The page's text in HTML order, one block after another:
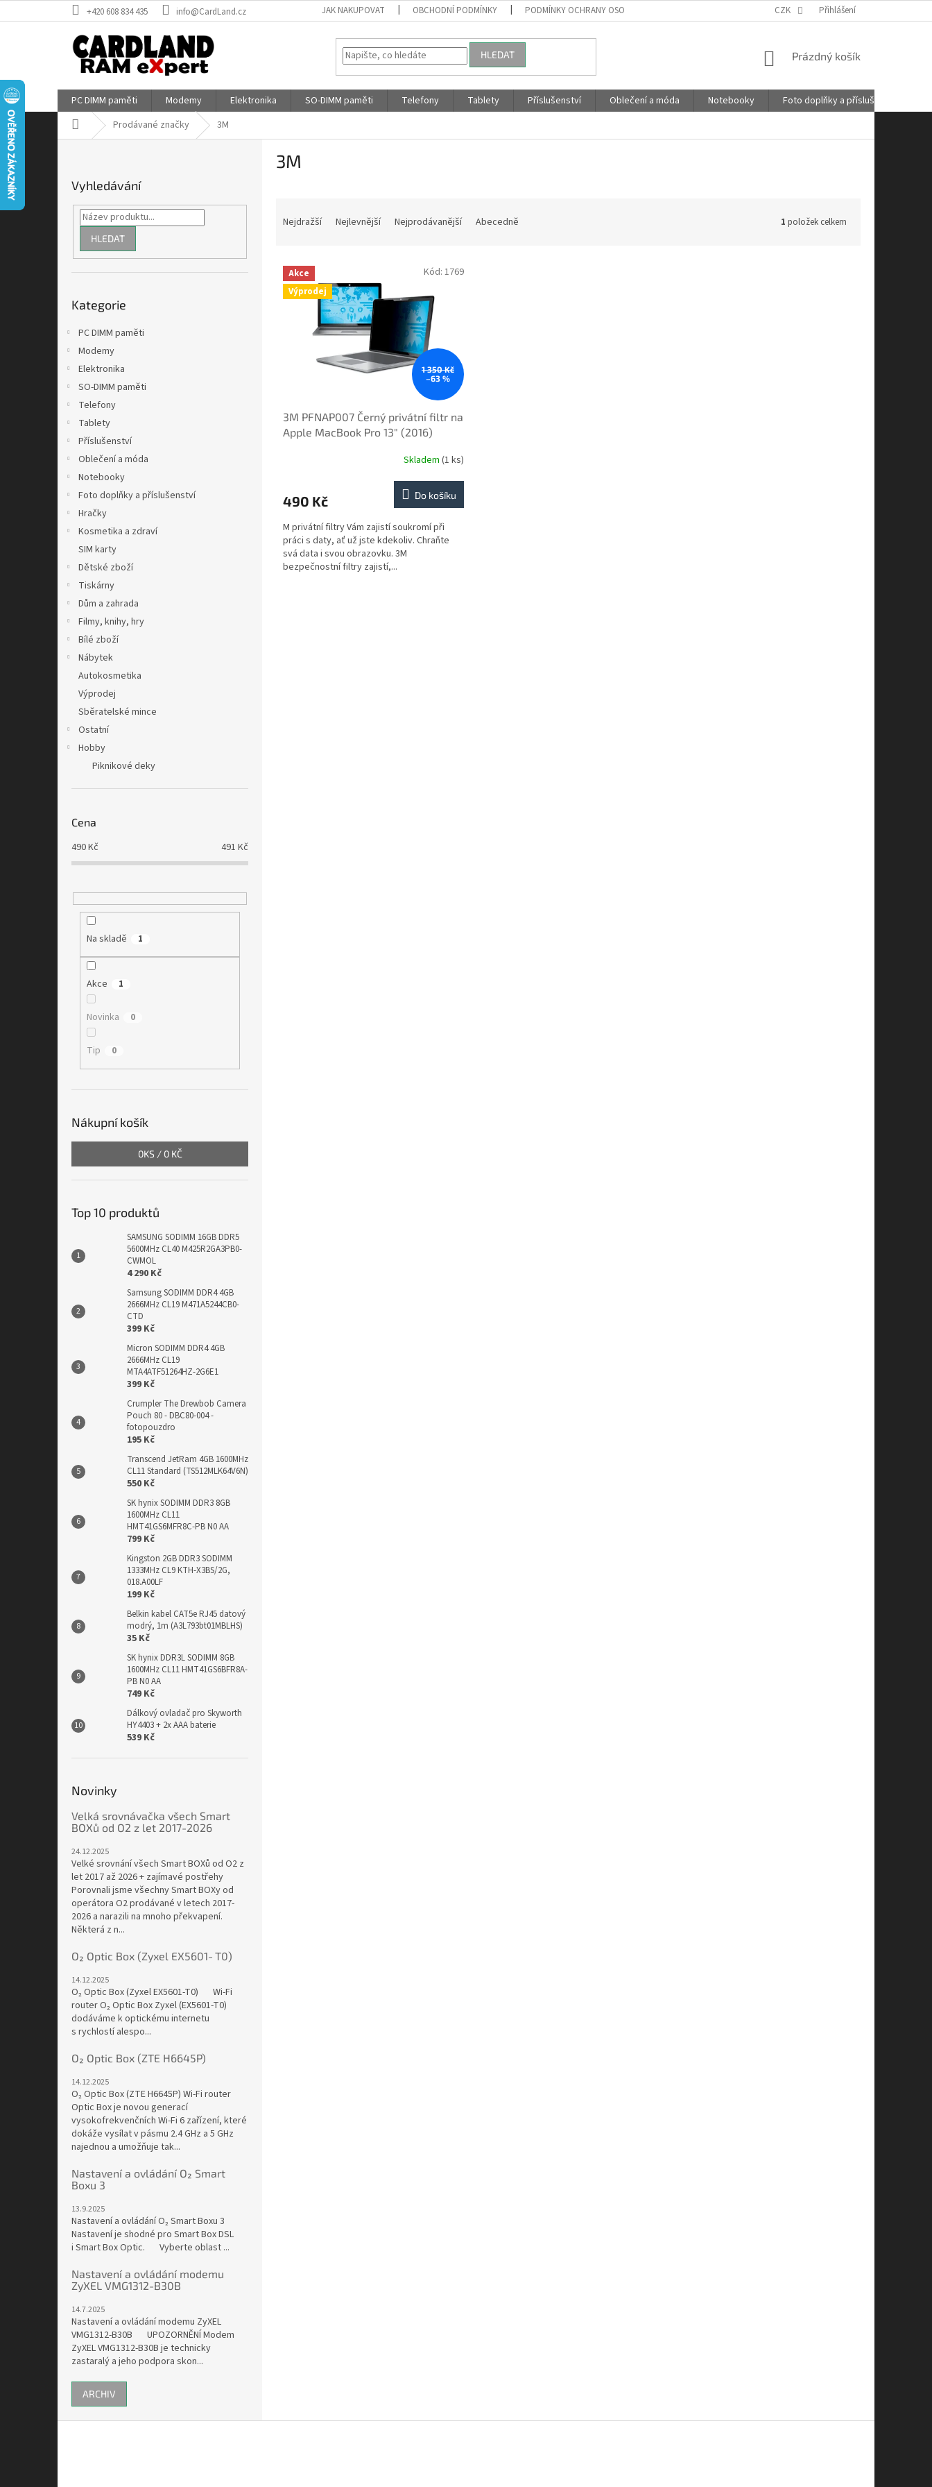
na
+420 608 834 435 info@CardLand.cz JAK NAKUPOVAT OBCHODNÍ PODMÍNKY PODMÍNKY OCHRANY OSOBNÍCH ÚDAJŮ POŠTOVNÉ KONTAKTY
CZK Přihlášení
HLEDAT
NÁKUPNÍ
Prázdný košík
PC DIMM paměti Modemy Elektronika SO-DIMM paměti Telefony Tablety Příslušenství Oblečení a móda Notebooky Foto doplňky a příslušenství
Domů Prodávané značky 3M
Vyhledávání
HLEDAT
kategorie
Kategorie
PC DIMM paměti
Modemy
Elektronika
SO-DIMM paměti
Telefony
Tablety
Příslušenství
Oblečení a móda
Notebooky
Foto doplňky a příslušenství
Hračky
Kosmetika a zdraví
SIM karty
Dětské zboží
Tiskárny
Dům a zahrada
Filmy, knihy, hry
Bílé zboží
Nábytek
Autokosmetika
Výprodej
Sběratelské mince
Ostatní
Hobby
Piknikové deky
Cena
490Kč 491 Kč
Na skladě 1
Akce 1
Novinka 0
Tip 0
Nákupní košík
0KS / 0 KČ
Top 10 produktů
SAMSUNG SODIMM 16GB DDR5
5600MHz CL40 M425R2GA3PB0-
CWMOL
4 290 Kč
Samsung SODIMM DDR4 4GB
2666MHz CL19 M471A5244CB0-
CTD
399 Kč
Micron SODIMM DDR4 4GB
2666MHz CL19
MTA4ATF51264HZ-2G6E1
399 Kč
Crumpler The Drewbob Camera
Pouch 80 - DBC80-004 -
fotopouzdro
195 Kč
Transcend JetRam 4GB 1600MHz
CL11 Standard (TS512MLK64V6N)
550 Kč
SK hynix SODIMM DDR3 8GB
1600MHz CL11
HMT41GS6MFR8C-PB N0 AA
799 Kč
Kingston 2GB DDR3 SODIMM
1333MHz CL9 KTH-X3BS/2G,
018.A00LF
199 Kč
Belkin kabel CAT5e RJ45 datový
modrý, 1m (A3L793bt01MBLHS)
35 Kč
SK hynix DDR3L SODIMM 8GB
1600MHz CL11 HMT41GS6BFR8A-
PB N0 AA
749 Kč
Dálkový ovladač pro Skyworth
HY4403 + 2x AAA baterie
539 Kč
Novinky
Velká srovnávačka všech Smart
BOXů od O2 z let 2017-2026
24.12.2025
Velké srovnání všech Smart BOXů od O2 z
let 2017 až 2026 + zajímavé postřehy
Porovnali jsme všechny Smart BOXy od
operátora O2 prodávané v letech 2017-
2026 a narazili na mnoho překvapení.
Některá z n...
O₂ Optic Box (Zyxel EX5601‑T0)
14.12.2025
O₂ Optic Box (Zyxel EX5601‑T0) Wi-Fi
router O₂ Optic Box Zyxel (EX5601-T0)
dodáváme k optickému internetu
s rychlostí alespo...
O₂ Optic Box (ZTE H6645P)
14.12.2025
O₂ Optic Box (ZTE H6645P) Wi-Fi router
Optic Box je novou generací
vysokofrekvenčních Wi-Fi 6 zařízení, které
dokáže vysílat v pásmu 2.4 GHz a 5 GHz
najednou a umožňuje tak...
Nastavení a ovládání O₂ Smart
Boxu 3
13.9.2025
Nastavení a ovládání O₂ Smart Boxu 3
Nastavení je shodné pro Smart Box DSL
i Smart Box Optic. Vyberte oblast ...
Nastavení a ovládání modemu
ZyXEL VMG1312-B30B
14.7.2025
Nastavení a ovládání modemu ZyXEL
VMG1312-B30B UPOZORNĚNÍ Modem
ZyXEL VMG1312-B30B je technicky
zastaralý a jeho podpora skon...
ARCHIV
3M
n
p
Nejdražší Nejlevnější Nejprodávanější Abecedně 1 položek celkem
V
p
Akce
Výprodej
1 350 Kč
–63 %
3M PFNAP007 Černý privátní filtr na
Apple MacBook Pro 13" (2016)
Skladem (1 ks)
490 Kč Do košíku
M privátní filtry Vám zajistí soukromí při
práci s daty, ať už jste kdekoliv. Chraňte
svá data i svou obrazovku. 3M
bezpečnostní filtry zajistí,...
Kód: 1769